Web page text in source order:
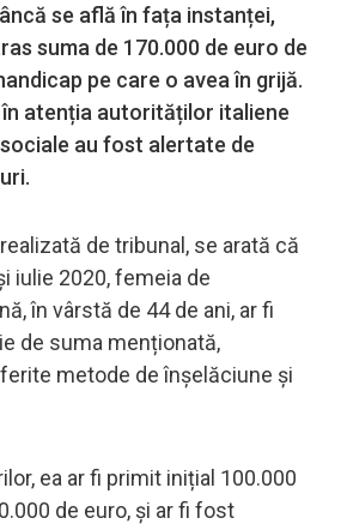
se află în fața instanței,
suma de 170.000 de euro de
pe care o avea în grijă.
atenția autorităților italiene
au fost alertate de
de tribunal, se arată că
iulie 2020, femeia de
în vârstă de 44 de ani, ar fi
de suma menționată,
metode de înșelăciune și
ea ar fi primit inițial 100.000
de euro, și ar fi fost